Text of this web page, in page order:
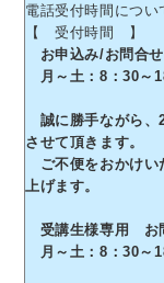
電話受付時間につい
【 受付時間 】
お申込み/お問合
月～土：8：30～
誠に勝手ながら、
させて頂きます。
ご不便をおかけい
上げます。
受講生様専用 お
月～土：8：30～